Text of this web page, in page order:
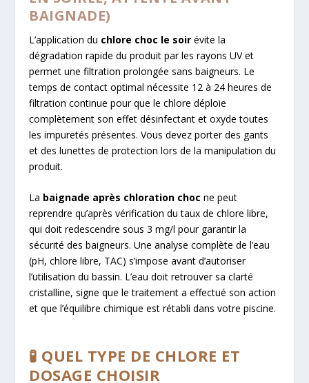
BAIGNADE)
L’application du chlore choc le soir évite la
dégradation rapide du produit par les rayons UV et
permet une filtration prolongée sans baigneurs. Le
temps de contact optimal nécessite 12 à 24 heures de
filtration continue pour que le chlore déploie
complètement son effet désinfectant et oxyde toutes
les impuretés présentes. Vous devez porter des gants
et des lunettes de protection lors de la manipulation du
produit.
La baignade après chloration choc ne peut
reprendre qu’après vérification du taux de chlore libre,
qui doit redescendre sous 3 mg/l pour garantir la
sécurité des baigneurs. Une analyse complète de l’eau
(pH, chlore libre, TAC) s’impose avant d’autoriser
l’utilisation du bassin. L’eau doit retrouver sa clarté
cristalline, signe que le traitement a effectué son action
et que l’équilibre chimique est rétabli dans votre piscine.
🧪 QUEL TYPE DE CHLORE ET
DOSAGE CHOISIR